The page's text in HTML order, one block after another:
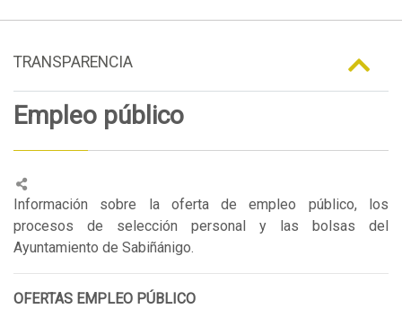
TRANSPARENCIA
Empleo público
Información sobre la oferta de empleo público, los
procesos de selección personal y las bolsas del
Ayuntamiento de Sabiñánigo.
OFERTAS EMPLEO PÚBLICO